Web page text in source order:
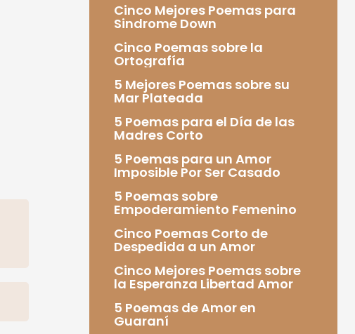
Cinco Mejores Poemas para
Sindrome Down
Cinco Poemas sobre la
Ortografía
5 Mejores Poemas sobre su
Mar Plateada
5 Poemas para el Día de las
Madres Corto
5 Poemas para un Amor
Imposible Por Ser Casado
5 Poemas sobre
Empoderamiento Femenino
Cinco Poemas Corto de
Despedida a un Amor
Cinco Mejores Poemas sobre
la Esperanza Libertad Amor
5 Poemas de Amor en
Guaraní